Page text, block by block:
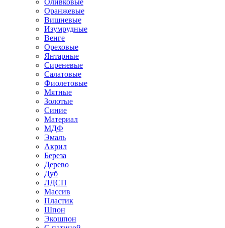
Оливковые
Оранжевые
Вишневые
Изумрудные
Венге
Ореховые
Янтарные
Сиреневые
Салатовые
Фиолетовые
Мятные
Золотые
Синие
Материал
МДФ
Эмаль
Акрил
Береза
Дерево
Дуб
ЛДСП
Массив
Пластик
Шпон
Экошпон